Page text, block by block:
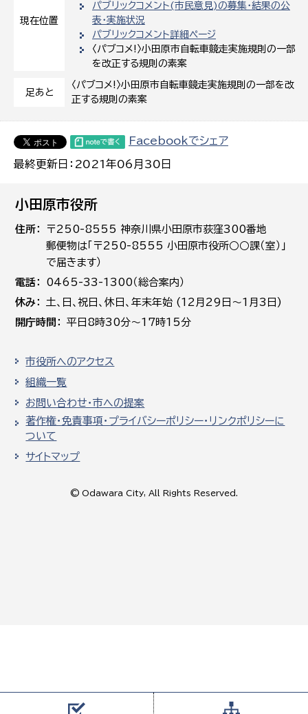
現在位置
パブリックコメント(市民意見)の募集・結果の公
表・実施状況
パブリックコメント詳細ページ
〈パブコメ!〉小田原市自転車競走実施規則の一部
を改正する規則の素案
足あと
〈パブコメ!〉小田原市自転車競走実施規則の一部を改
正する規則の素案
Facebookでシェア
最終更新日：2021年06月30日
小田原市役所
住所
〒250-8555 神奈川県小田原市荻窪300番地
郵便物は「〒250-8555 小田原市役所○○課（室）」
で届きます）
電話
0465-33-1300（総合案内）
休み
土､日､祝日、休日、年末年始 (12月29日～1月3日)
開庁時間
平日8時30分～17時15分
市役所へのアクセス
組織一覧
お問い合わせ・市への提案
著作権・免責事項・プライバシーポリシー・リンクポリシーに
ついて
サイトマップ
© Odawara City, All Rights Reserved.